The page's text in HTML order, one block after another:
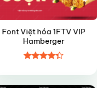
Font Việt hóa 1FTV VIP
Hamberger
hạng4.35
5 sao